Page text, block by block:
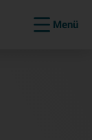
Menü